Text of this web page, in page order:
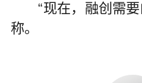
“现在，融创需
称。